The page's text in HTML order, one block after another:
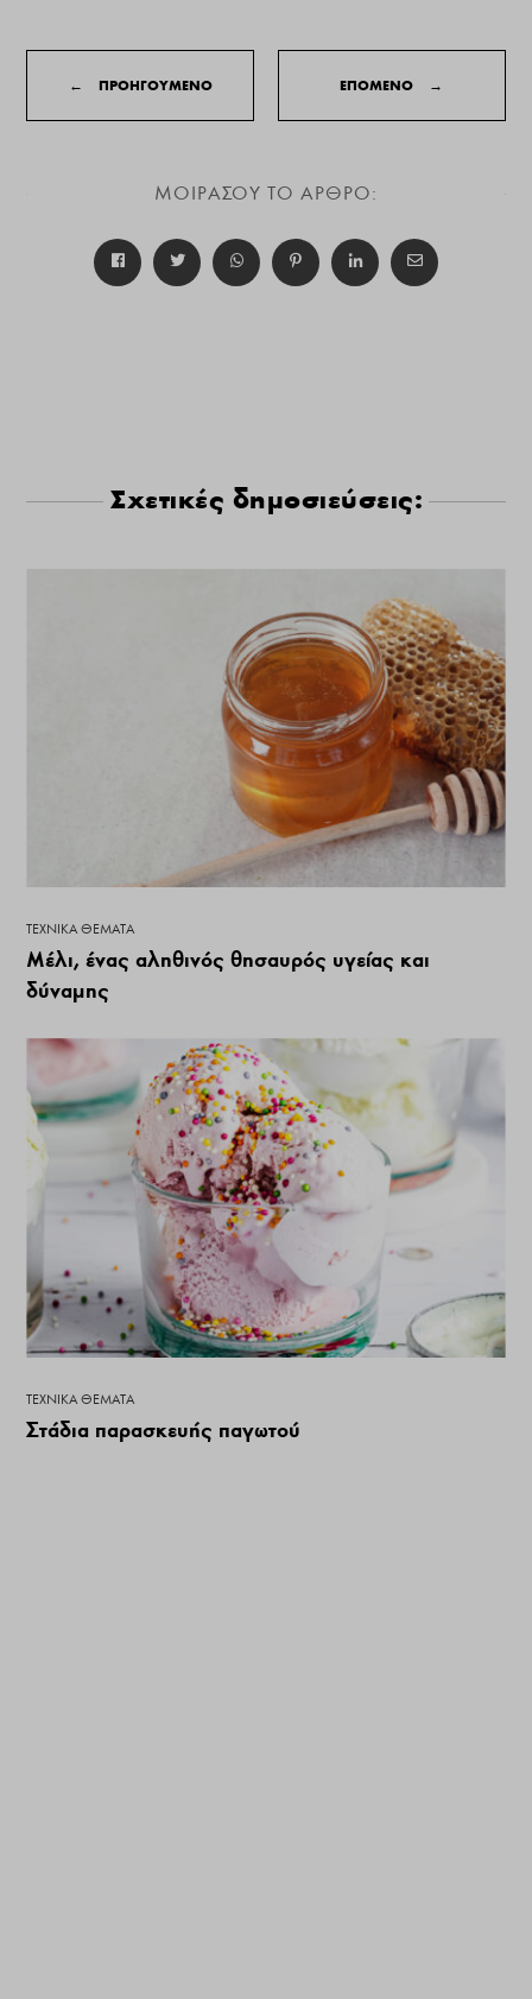
← ΠΡΟΗΓΟΥΜΕΝΟ ΕΠΟΜΕΝΟ →
ΜΟΙΡΑΣΟΥ ΤΟ ΑΡΘΡΟ:
Σχετικές δημοσιεύσεις:
ΤΕΧΝΙΚΆ ΘΈΜΑΤΑ
Μέλι, ένας αληθινός θησαυρός υγείας και
δύναμης
ΤΕΧΝΙΚΆ ΘΈΜΑΤΑ
Στάδια παρασκευής παγωτού